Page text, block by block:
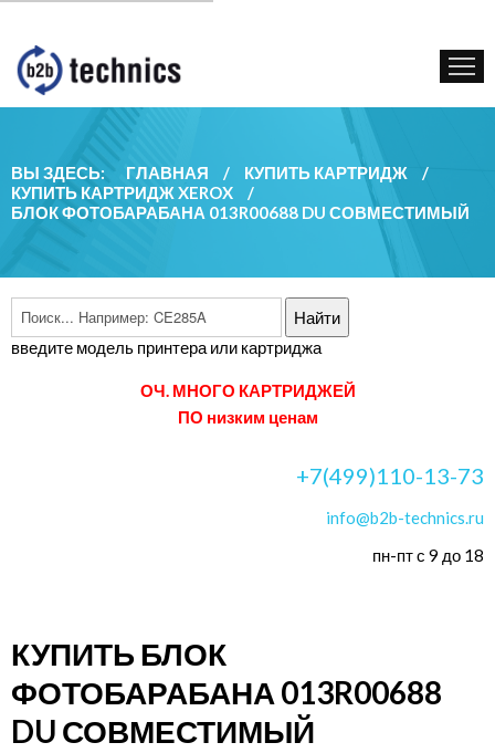
КУПИТЬ КАРТРИДЖ
ГОС. УЧРЕЖДЕНИЯМ
КОНТАКТЫ
ВЫ ЗДЕСЬ: ГЛАВНАЯ / КУПИТЬ КАРТРИДЖ
/
КУПИТЬ КАРТРИДЖ XEROX
/
БЛОК ФОТОБАРАБАНА 013R00688 DU СОВМЕСТИМЫЙ
введите модель принтера или картриджа
ОЧ. МНОГО КАРТРИДЖЕЙ
ПО низким ценам
+7(499)110-13-73
info@b2b-technics.ru
пн-пт с 9 до 18
КУПИТЬ БЛОК
ФОТОБАРАБАНА 013R00688
DU СОВМЕСТИМЫЙ